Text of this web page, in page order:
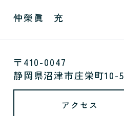
仲榮眞 充
〒410-0047
静岡県沼津市庄栄町10-5
アクセス